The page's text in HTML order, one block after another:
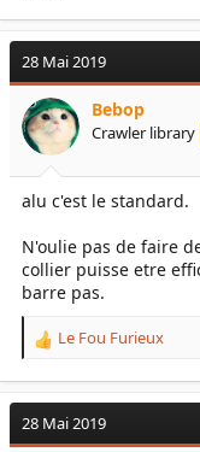
28 Mai 2019
Bebop
Crawler library
alu c'est le standard.
N'oulie pas de faire
collier puisse etre
barre pas.
R
t
Le Fou Furieux
28 Mai 2019